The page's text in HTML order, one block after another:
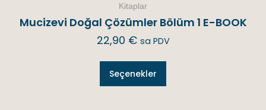
Kitaplar
Mucizevi Doğal Çözümler Bölüm 1 E-BOOK
22,90 € sa PDV
Seçenekler